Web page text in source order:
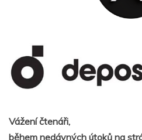
Vážení čtenáři,
během nedávných útoků na